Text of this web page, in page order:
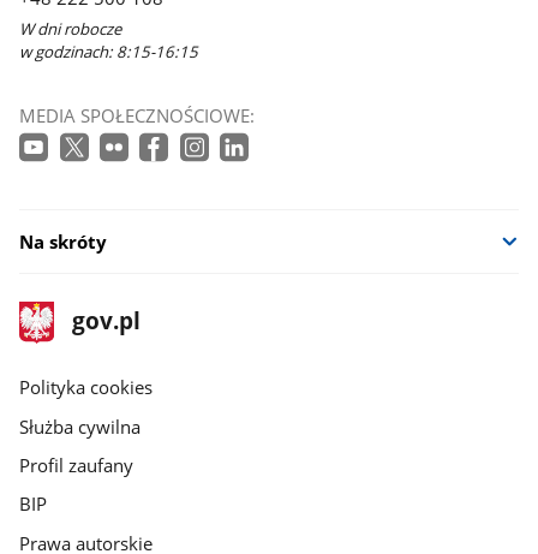
W dni robocze
w godzinach: 8:15-16:15
MEDIA SPOŁECZNOŚCIOWE:
Na skróty
stopka
gov.pl
Strona
gov.pl
gov.pl
Polityka cookies
Służba cywilna
Profil zaufany
BIP
Prawa autorskie